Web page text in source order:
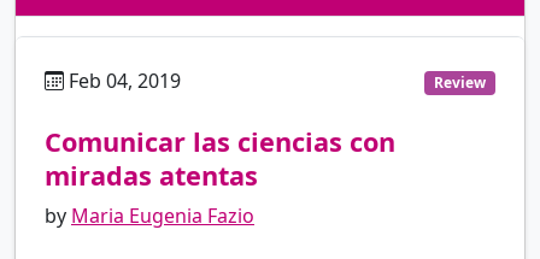
Feb 04, 2019 Review
Comunicar las ciencias con
miradas atentas
by Maria Eugenia Fazio